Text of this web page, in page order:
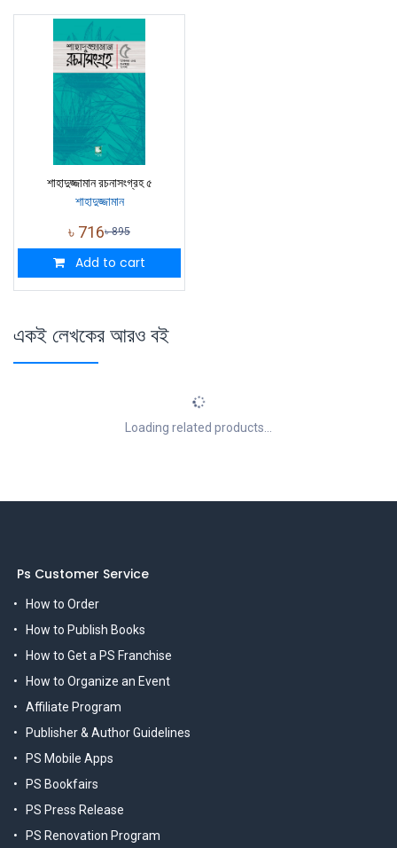
শাহাদুজ্জামান রচনাসংগ্রহ ৫
শাহাদুজ্জামান
৳ 716৳895
Add to cart
একই লেখকের আরও বই
Loading related products...
Ps Customer Service
How to Order
How to Publish Books
How to Get a PS Franchise
How to Organize an Event
Affiliate Program
Publisher & Author Guidelines
PS Mobile Apps
PS Bookfairs
PS Press Release
PS Renovation Program